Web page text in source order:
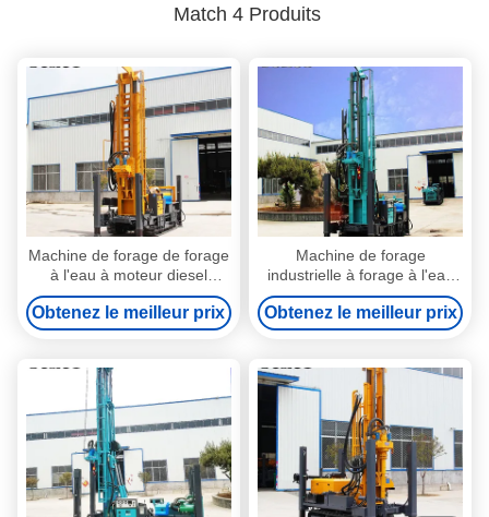
Match 4 Produits
Machine de forage de forage
à l'eau à moteur diesel
Diamètre de forage 140-325
mm
Obtenez le meilleur prix
Machine de forage
industrielle à forage à l'eau
de 7000 kg
Obtenez le meilleur prix